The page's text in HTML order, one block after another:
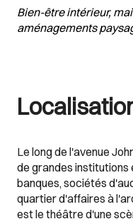
Bien-être intérieur,
aménagements
Le long de l'avenue
de grandes institutions
banques, sociétés
quartier d'affaires à
est le théâtre d'une